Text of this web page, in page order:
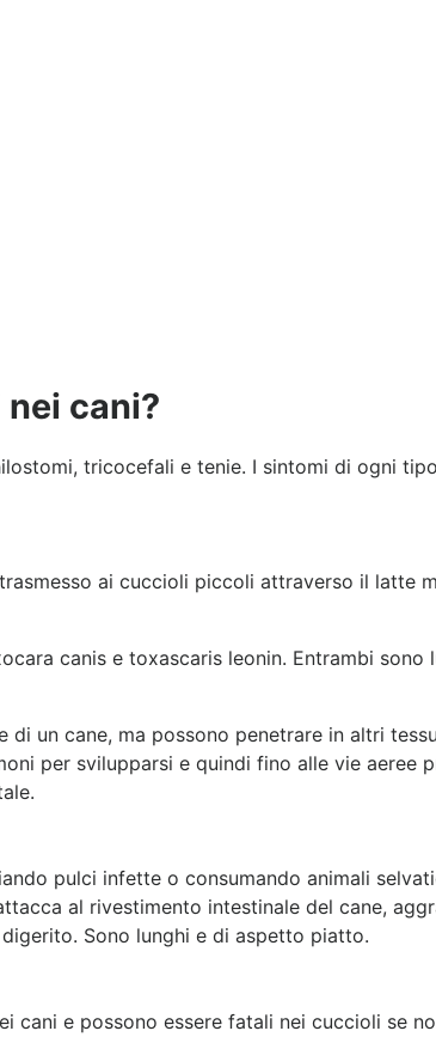
cani?
tricocefali e tenie. I sintomi di ogni
ai cuccioli piccoli attraverso il latte
canis e toxascaris leonin. Entrambi sono
un cane, ma possono penetrare in altri
per svilupparsi e quindi fino alle vie aeree
pulci infette o consumando animali
al rivestimento intestinale del cane,
Sono lunghi e di aspetto piatto.
cani e possono essere fatali nei cuccioli se